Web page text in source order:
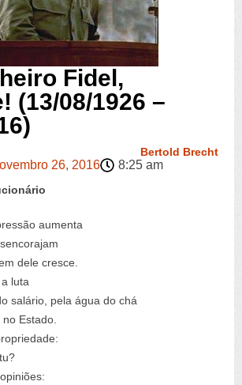
Fidel,
(13/08/1926 –
Bertold Brecht
26, 2016 8:25 am
aumenta
dele cresce.
luta
salário, pela água do chá
Estado.